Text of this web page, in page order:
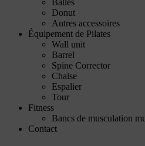
Donut
Autres accessoires
Équipement de Pilates
Wall unit
Barrel
Spine Corrector
Chaise
Espalier
Tour
Fitness
Bancs de musculation
Contact